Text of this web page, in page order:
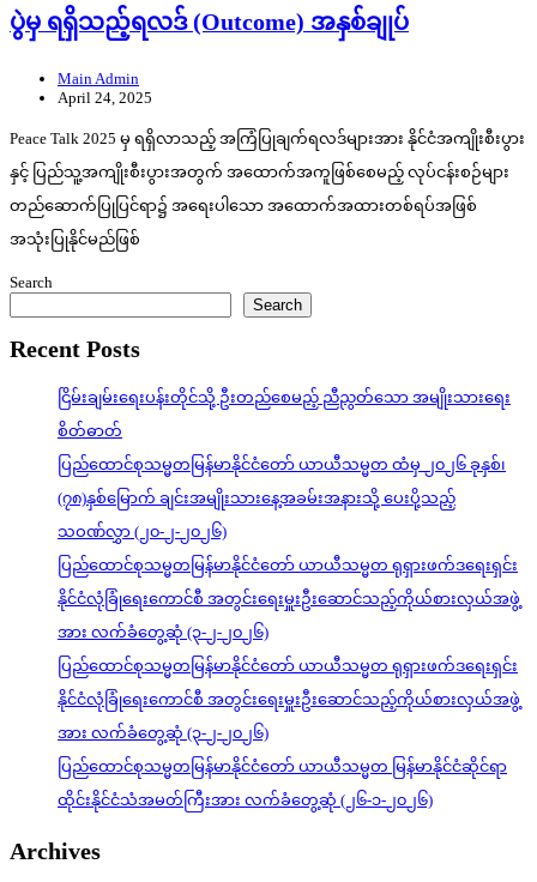
ပွဲမှ ရရှိသည့်ရလဒ် (Outcome) အနှစ်ချုပ်
Main Admin
April 24, 2025
Peace Talk 2025 မှ ရရှိလာသည့် အကြံပြုချက်ရလဒ်များအား နိုင်ငံအကျိုးစီးပွား
နှင့် ပြည်သူ့အကျိုးစီးပွားအတွက် အထောက်အကူဖြစ်စေမည့် လုပ်ငန်းစဉ်များ
တည်ဆောက်ပြုပြင်ရာ၌ အရေးပါသော အထောက်အထားတစ်ရပ်အဖြစ်
အသုံးပြုနိုင်မည်ဖြစ်
Search
Search
Recent Posts
ငြိမ်းချမ်းရေးပန်းတိုင်သို့ ဦးတည်စေမည့် ညီညွတ်သော အမျိုးသားရေး
စိတ်ဓာတ်
ပြည်ထောင်စုသမ္မတမြန်မာနိုင်ငံတော် ယာယီသမ္မတ ထံမှ ၂၀၂၆ ခုနှစ်၊
(၇၈)နှစ်မြောက် ချင်းအမျိုးသားနေ့အခမ်းအနားသို့ ပေးပို့သည့်
သဝဏ်လွှာ (၂၀-၂-၂၀၂၆)
ပြည်ထောင်စုသမ္မတမြန်မာနိုင်ငံတော် ယာယီသမ္မတ ရုရှားဖက်ဒရေးရှင်း
နိုင်ငံလုံခြုံရေးကောင်စီ အတွင်းရေးမှူးဦးဆောင်သည့်ကိုယ်စားလှယ်အဖွဲ့
အား လက်ခံတွေ့ဆုံ (၃-၂-၂၀၂၆)
ပြည်ထောင်စုသမ္မတမြန်မာနိုင်ငံတော် ယာယီသမ္မတ ရုရှားဖက်ဒရေးရှင်း
နိုင်ငံလုံခြုံရေးကောင်စီ အတွင်းရေးမှူးဦးဆောင်သည့်ကိုယ်စားလှယ်အဖွဲ့
အား လက်ခံတွေ့ဆုံ (၃-၂-၂၀၂၆)
ပြည်ထောင်စုသမ္မတမြန်မာနိုင်ငံတော် ယာယီသမ္မတ မြန်မာနိုင်ငံဆိုင်ရာ
ထိုင်းနိုင်ငံသံအမတ်ကြီးအား လက်ခံတွေ့ဆုံ (၂၆-၁-၂၀၂၆)
Archives